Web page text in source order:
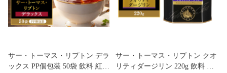
サー・トーマス・リプトン デラ
ックス PP個包装 50袋 飲料 紅茶
サー・トーマス・リプトン クオ
リティダージリン 220g 飲料 紅